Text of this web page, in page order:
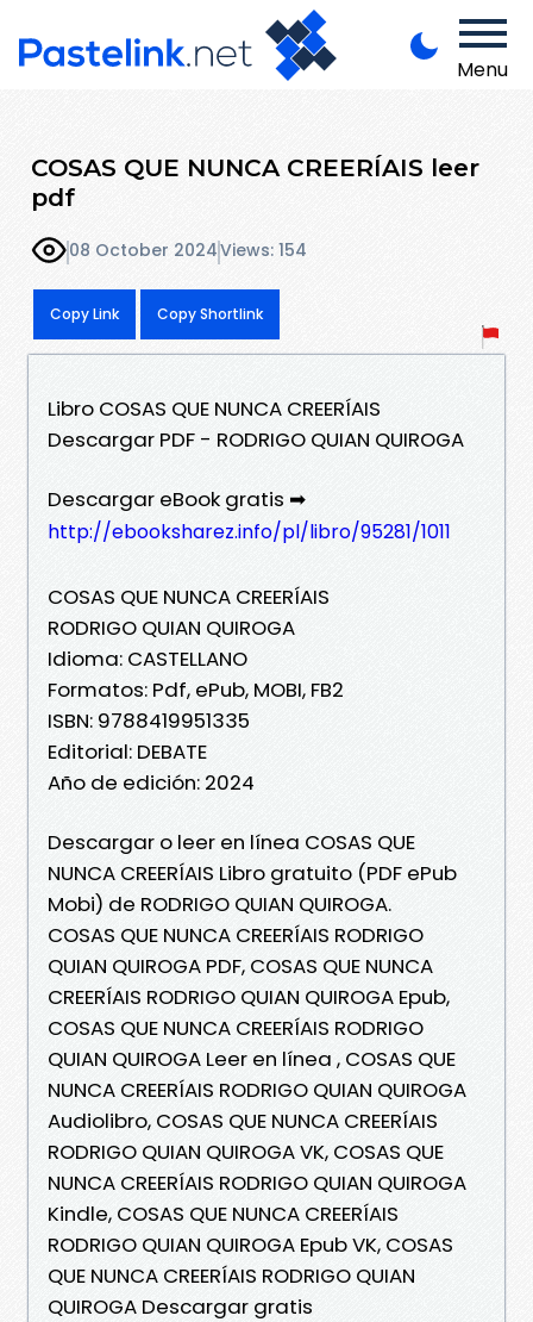
Menu
COSAS QUE NUNCA CREERÍAIS leer
pdf
08 October 2024Views: 154
Copy Link Copy Shortlink
Libro COSAS QUE NUNCA CREERÍAIS
Descargar PDF - RODRIGO QUIAN QUIROGA
Descargar eBook gratis ➡
http://ebooksharez.info/pl/libro/95281/1011
COSAS QUE NUNCA CREERÍAIS
RODRIGO QUIAN QUIROGA
Idioma: CASTELLANO
Formatos: Pdf, ePub, MOBI, FB2
ISBN: 9788419951335
Editorial: DEBATE
Año de edición: 2024
Descargar o leer en línea COSAS QUE
NUNCA CREERÍAIS Libro gratuito (PDF ePub
Mobi) de RODRIGO QUIAN QUIROGA.
COSAS QUE NUNCA CREERÍAIS RODRIGO
QUIAN QUIROGA PDF, COSAS QUE NUNCA
CREERÍAIS RODRIGO QUIAN QUIROGA Epub,
COSAS QUE NUNCA CREERÍAIS RODRIGO
QUIAN QUIROGA Leer en línea , COSAS QUE
NUNCA CREERÍAIS RODRIGO QUIAN QUIROGA
Audiolibro, COSAS QUE NUNCA CREERÍAIS
RODRIGO QUIAN QUIROGA VK, COSAS QUE
NUNCA CREERÍAIS RODRIGO QUIAN QUIROGA
Kindle, COSAS QUE NUNCA CREERÍAIS
RODRIGO QUIAN QUIROGA Epub VK, COSAS
QUE NUNCA CREERÍAIS RODRIGO QUIAN
QUIROGA Descargar gratis